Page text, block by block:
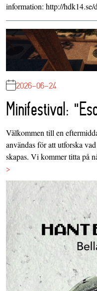
information: http://
2026-06-24
Minifestival:
Välkommen till en
användas för att utforska
skapas. Vi kommer titta på
>